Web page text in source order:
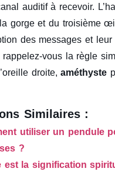
auditif à recevoir.
gorge et du troisième
des messages et leur
rappelez-vous la règle
droite,améthyste
Similaires :
utiliser un pendule
?
est la signification